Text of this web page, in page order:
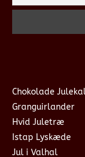
Chokolade
Granguirlander
Hvid Juletræ
Istap Lyskæde
Jul i Valhal